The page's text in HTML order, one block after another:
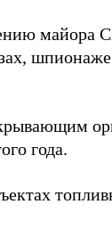
майора
года.